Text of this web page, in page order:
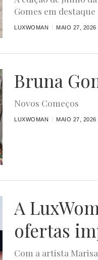
Gomes em destaque
LUXWOMAN MAIO 27, 2026
Bruna
Novos Começos
LUXWOMAN MAIO 27, 2026
A
ofertas
Com a artista